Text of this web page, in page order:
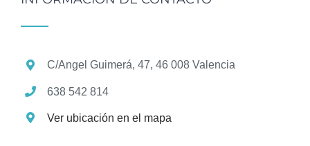
C/Angel Guimerá, 47, 46 008 Valencia
638 542 814
Ver ubicación en el mapa